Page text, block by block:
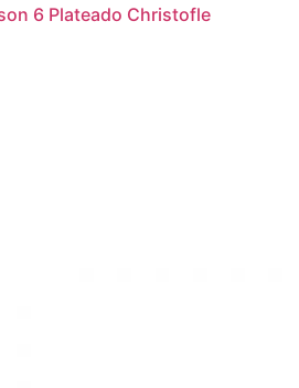
6 Plateado Christofle